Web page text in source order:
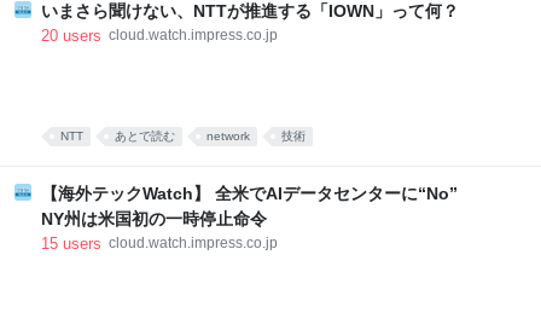
いまさら聞けない、NTTが推進する「IOWN」って何？
20 users cloud.watch.impress.co.jp
NTT あとで読む network 技術
【海外テックWatch】 全米でAIデータセンターに“No”
NY州は米国初の一時停止命令
15 users cloud.watch.impress.co.jp